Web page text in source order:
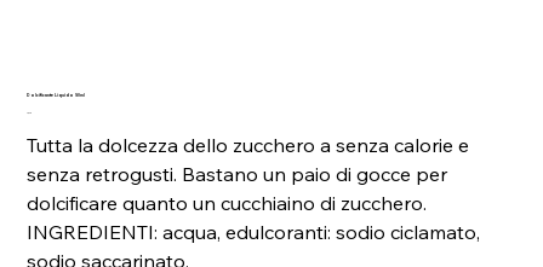
Dolcificante Liquido 50ml
Prezzo
Tutta la dolcezza dello zucchero a senza calorie e
senza retrogusti. Bastano un paio di gocce per
dolcificare quanto un cucchiaino di zucchero.
INGREDIENTI: acqua, edulcoranti: sodio ciclamato,
sodio saccarinato.